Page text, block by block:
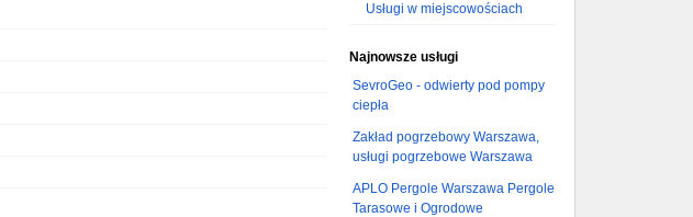
Usługi w miejscowościach
Najnowsze usługi
SevroGeo - odwierty pod pompy
ciepła
Zakład pogrzebowy Warszawa,
usługi pogrzebowe Warszawa
APLO Pergole Warszawa Pergole
Tarasowe i Ogrodowe